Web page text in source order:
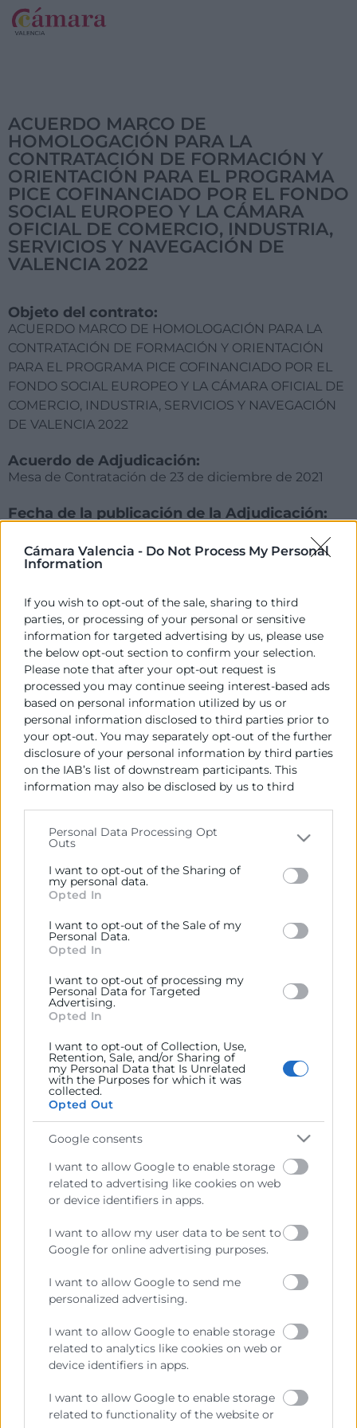
Cámara Valencia - Do Not Process My Personal
Information
If you wish to opt-out of the sale, sharing to third
parties, or processing of your personal or sensitive
information for targeted advertising by us, please use
the below opt-out section to confirm your selection.
Please note that after your opt-out request is
processed you may continue seeing interest-based ads
based on personal information utilized by us or
personal information disclosed to third parties prior to
your opt-out. You may separately opt-out of the further
disclosure of your personal information by third parties
on the IAB’s list of downstream participants. This
information may also be disclosed by us to third
Please note that this website/app uses one or more
Google services and may gather and store information
including but not limited to your visit or usage
behaviour. You may click to grant or deny consent to
below specified purposes in below Google consent
section.
Personal Data Processing Opt
Outs
I want to opt-out of the Sharing of
my personal data.
Opted In
I want to opt-out of the Sale of my
Personal Data.
Opted In
I want to opt-out of processing my
Personal Data for Targeted
Advertising.
Opted In
I want to opt-out of Collection, Use,
Retention, Sale, and/or Sharing of
my Personal Data that Is Unrelated
with the Purposes for which it was
collected.
Opted Out
Google consents
I want to allow Google to enable storage
related to advertising like cookies on web
or device identifiers in apps.
I want to allow my user data to be sent to
Google for online advertising purposes.
I want to allow Google to send me
personalized advertising.
I want to allow Google to enable storage
related to analytics like cookies on web or
device identifiers in apps.
I want to allow Google to enable storage
related to functionality of the website or
ACUERDO MARCO DE
HOMOLOGACIÓN PARA LA
CONTRATACIÓN DE FORMACIÓN Y
ORIENTACIÓN PARA EL PROGRAMA
PICE COFINANCIADO POR EL FONDO
SOCIAL EUROPEO Y LA CÁMARA
OFICIAL DE COMERCIO, INDUSTRIA,
SERVICIOS Y NAVEGACIÓN DE
VALENCIA 2022
Objeto del contrato:
ACUERDO MARCO DE HOMOLOGACIÓN PARA LA
CONTRATACIÓN DE FORMACIÓN Y ORIENTACIÓN
PARA EL PROGRAMA PICE COFINANCIADO POR EL
FONDO SOCIAL EUROPEO Y LA CÁMARA OFICIAL DE
COMERCIO, INDUSTRIA, SERVICIOS Y NAVEGACIÓN
DE VALENCIA 2022
Acuerdo de Adjudicación:
Mesa de Contratación de 23 de diciembre de 2021
Fecha de la publicación de la Adjudicación:
Plazo en el que debe procederse a la
Hasta el 31 de diciembre de 2022
Cámara València es una corporación de derecho público,
colaboradora de las Administraciones Públicas, dedicada a:
generales del comercio, la industria y la navegación.
Ejercitar las competencias de carácter público
previstas en la Ley, o que puedan encomendar y
delegar las Administraciones Públicas.
Contacto
Recursos
Sobre la Cámara
Perfil del contratante
Transparencia
Precio mesa citricos
Fondos Estructurales
Canal de Denuncia
Contacto
Sede Central
C/Poeta Querol 15 – 46002 València